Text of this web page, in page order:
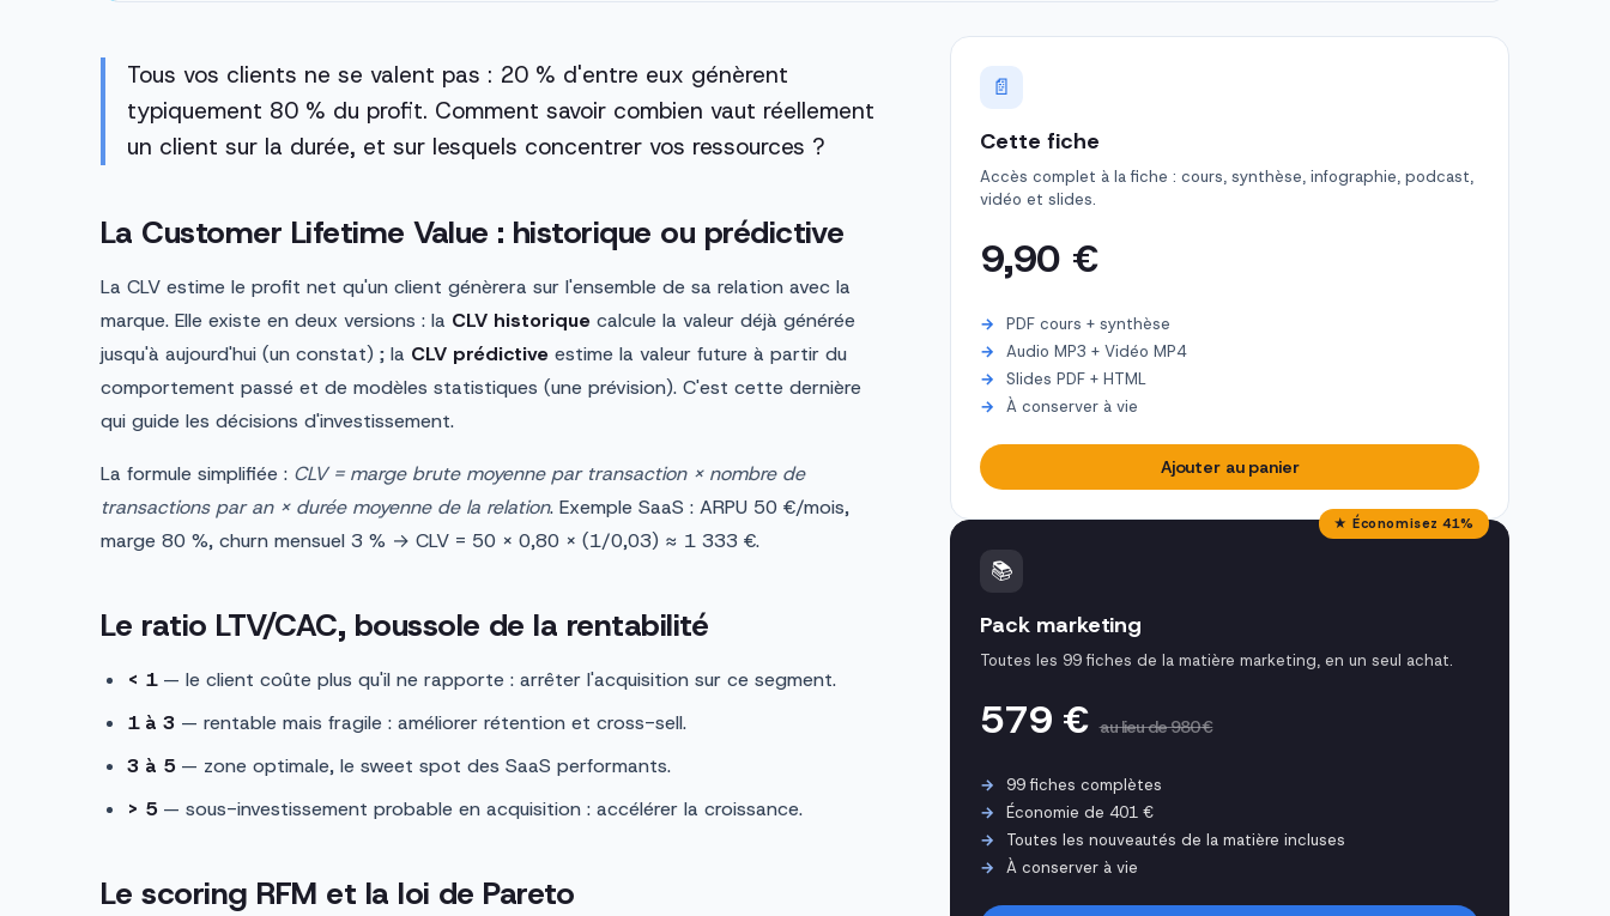
Tous vos clients ne se valent pas : 20 % d'entre eux génèrent
typiquement 80 % du profit. Comment savoir combien vaut réellement
un client sur la durée, et sur lesquels concentrer vos ressources ?
La Customer Lifetime Value : historique ou prédictive
La CLV estime le profit net qu'un client génèrera sur l'ensemble de sa relation avec la
marque. Elle existe en deux versions : la CLV historique calcule la valeur déjà générée
jusqu'à aujourd'hui (un constat) ; la CLV prédictive estime la valeur future à partir du
comportement passé et de modèles statistiques (une prévision). C'est cette dernière
qui guide les décisions d'investissement.
La formule simplifiée : CLV = marge brute moyenne par transaction × nombre de
transactions par an × durée moyenne de la relation. Exemple SaaS : ARPU 50 €/mois,
marge 80 %, churn mensuel 3 % → CLV = 50 × 0,80 × (1/0,03) ≈ 1 333 €.
Le ratio LTV/CAC, boussole de la rentabilité
< 1— le client coûte plus qu'il ne rapporte : arrêter l'acquisition sur ce segment.
1 à 3 — rentable mais fragile : améliorer rétention et cross-sell.
3 à 5 — zone optimale, le sweet spot des SaaS performants.
> 5 — sous-investissement probable en acquisition : accélérer la croissance.
Le scoring RFM et la loi de Pareto
📄
Cette fiche
Accès complet à la fiche : cours, synthèse, infographie, podcast,
vidéo et slides.
9,90 €
PDF cours + synthèse
Audio MP3 + Vidéo MP4
Slides PDF + HTML
À conserver à vie
Ajouter au panier
★ Économisez 41%
📚
Pack marketing
Toutes les 99 fiches de la matière marketing, en un seul achat.
579 €au lieu de 980 €
99 fiches complètes
Économie de 401 €
Toutes les nouveautés de la matière incluses
À conserver à vie